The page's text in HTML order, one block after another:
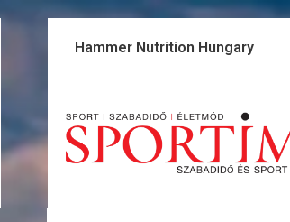
Hammer Nutrition Hungary